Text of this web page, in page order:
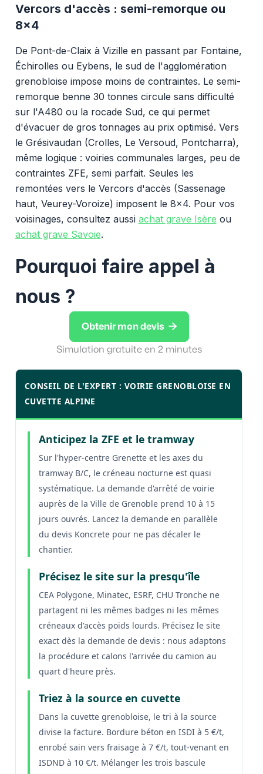
Vercors d'accès : semi-remorque ou
8x4
De Pont-de-Claix à Vizille en passant par Fontaine,
Échirolles ou Eybens, le sud de l'agglomération
grenobloise impose moins de contraintes. Le semi-
remorque benne 30 tonnes circule sans difficulté
sur l'A480 ou la rocade Sud, ce qui permet
d'évacuer de gros tonnages au prix optimisé. Vers
le Grésivaudan (Crolles, Le Versoud, Pontcharra),
même logique : voiries communales larges, peu de
contraintes ZFE, semi parfait. Seules les
remontées vers le Vercors d'accès (Sassenage
haut, Veurey-Voroize) imposent le 8x4. Pour vos
voisinages, consultez aussi achat grave Isère ou
achat grave Savoie.
Pourquoi faire appel à
nous ?
Obtenir mon devis 
Simulation gratuite en 2 minutes
CONSEIL DE L'EXPERT : VOIRIE GRENOBLOISE EN
CUVETTE ALPINE
Anticipez la ZFE et le tramway
Sur l'hyper-centre Grenette et les axes du
tramway B/C, le créneau nocturne est quasi
systématique. La demande d'arrêté de voirie
auprès de la Ville de Grenoble prend 10 à 15
jours ouvrés. Lancez la demande en parallèle
du devis Koncrete pour ne pas décaler le
chantier.
Précisez le site sur la presqu'île
CEA Polygone, Minatec, ESRF, CHU Tronche ne
partagent ni les mêmes badges ni les mêmes
créneaux d'accès poids lourds. Précisez le site
exact dès la demande de devis : nous adaptons
la procédure et calons l'arrivée du camion au
quart d'heure près.
Triez à la source en cuvette
Dans la cuvette grenobloise, le tri à la source
divise la facture. Bordure béton en ISDI à 5 €/t,
enrobé sain vers fraisage à 7 €/t, tout-venant en
ISDND à 10 €/t. Mélanger les trois bascule